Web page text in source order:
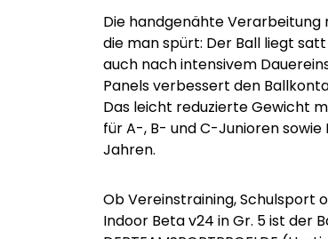
Die handgenähte
die man spürt: Der Ball liegt
auch nach intensivem
Panels verbessert den
Das leicht reduzierte Gewicht
für A-, B- und C-Junioren
Jahren.
Ob Vereinstraining, Schulsport
Indoor Beta v24 in Gr. 5 ist der